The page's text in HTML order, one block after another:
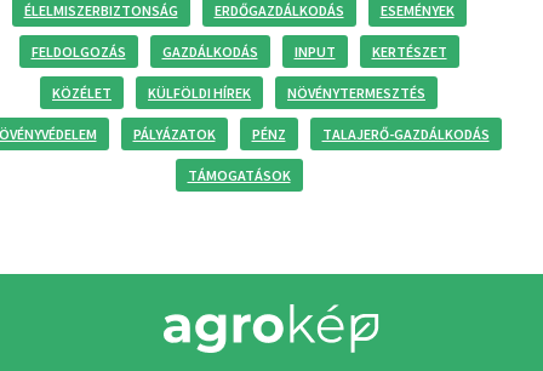
ÉLELMISZERBIZTONSÁG ERDŐGAZDÁLKODÁS ESEMÉNYEK
FELDOLGOZÁS GAZDÁLKODÁS INPUT KERTÉSZET
KÖZÉLET KÜLFÖLDI HÍREK NÖVÉNYTERMESZTÉS
PÁLYÁZATOK PÉNZ TALAJERŐ-GAZDÁLKODÁS
TÁMOGATÁSOK